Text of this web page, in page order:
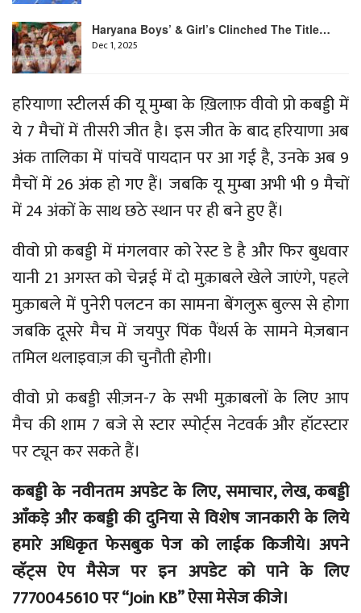
Haryana Boys’ & Girl’s Clinched The Title…
Dec 1, 2025
हरियाणा स्टीलर्स की यू मुम्बा के ख़िलाफ़ वीवो प्रो कबड्डी में
ये 7 मैचों में तीसरी जीत है। इस जीत के बाद हरियाणा अब
अंक तालिका में पांचवें पायदान पर आ गई है, उनके अब 9
मैचों में 26 अंक हो गए हैं। जबकि यू मुम्बा अभी भी 9 मैचों
में 24 अंकों के साथ छठे स्थान पर ही बने हुए हैं।
वीवो प्रो कबड्डी में मंगलवार को रेस्ट डे है और फिर बुधवार
यानी 21 अगस्त को चेन्नई में दो मुक़ाबले खेले जाएंगे, पहले
मुक़ाबले में पुनेरी पलटन का सामना बेंगलुरू बुल्स से होगा
जबकि दूसरे मैच में जयपुर पिंक पैंथर्स के सामने मेज़बान
तमिल थलाइवाज़ की चुनौती होगी।
वीवो प्रो कबड्डी सीज़न-7 के सभी मुक़ाबलों के लिए आप
मैच की शाम 7 बजे से स्टार स्पोर्ट्स नेटवर्क और हॉटस्टार
पर ट्यून कर सकते हैं।
कबड्डी के नवीनतम अपडेट के लिए, समाचार, लेख, कबड्डी
आँकड़े और कबड्डी की दुनिया से विशेष जानकारी के लिये
हमारे अधिकृत फेसबुक पेज को लाईक किजीये। अपने
व्हॅट्स ऐप मैसेज पर इन अपडेट को पाने के लिए
7770045610 पर “Join KB” ऐसा मेसेज कीजे।